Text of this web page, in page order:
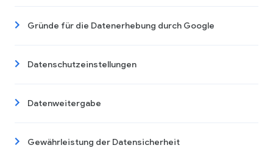
Gründe für die Datenerhebung durch Google
Datenschutzeinstellungen
Datenweitergabe
Gewährleistung der Datensicherheit